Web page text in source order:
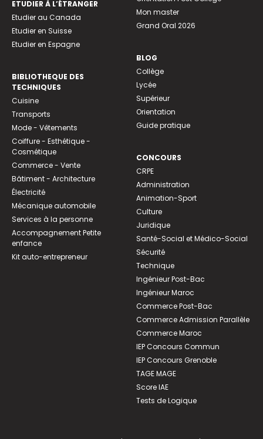
ETUDIER À L’ÉTRANGER
Etudier au Canada
Etudier en Suisse
Etudier en Espagne
BIBLIOTHEQUE DES
TECHNIQUES
Cuisine
Transports
Mode - Vêtements
Coiffure - Esthétique -
Cosmétique
Commerce - Vente
Bâtiment - Architecture
Électricité
Mécanique automobile
Services à la personne
Accompagnement Petite
enfance
Kit auto-entrepreneur
Mon master
Grand Oral 2026
BLOG
Collège
Lycée
Supérieur
Orientation
Guide pratique
CONCOURS
CRPE
Administration
Animation-Sport
Culture
Juridique
Santé-Social et Médico-Social
Sécurité
Technique
Ingénieur Post-Bac
Ingénieur Maroc
Commerce Post-Bac
Commerce Admission Parallèle
Commerce Maroc
IEP Concours Commun
IEP Concours Grenoble
TAGE MAGE
Score IAE
Tests de Logique